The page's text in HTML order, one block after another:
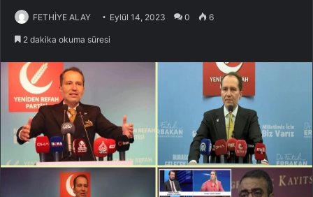
FETHİYE ALAY Eylül 14, 2023 0 6
2 dakika okuma süresi